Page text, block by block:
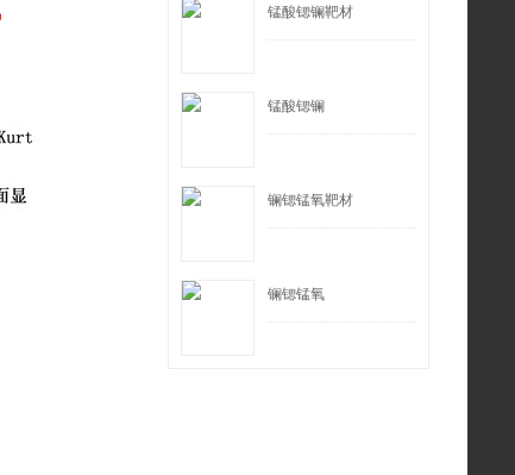
锰酸锶镧靶材
锰酸锶镧
镧锶锰氧靶材
镧锶锰氧